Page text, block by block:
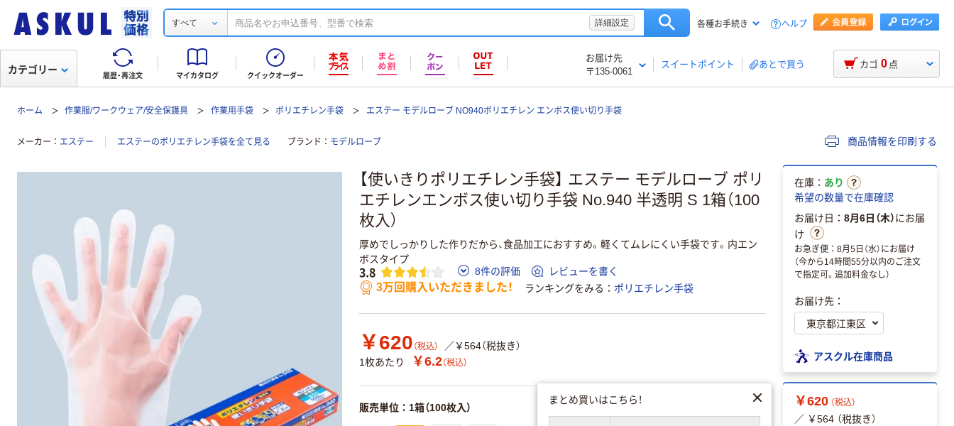
すべて 詳細設定 各種お手続き ヘルプ
履歴・再注文 マイカタログ クイックオーダー
お届け先
〒135-0061
スイートポイント あとで買う
カテゴリー カゴ 0 点
ホーム 作業服/ワークウェア/安全保護具 作業用手袋 ポリエチレン手袋 エステー モデルローブ NO940ポリエチレン エンボス使い切り手袋
メーカー エステー エステーのポリエチレン手袋を全て見る ブランド モデルローブ 商品情報を印刷する
【使いきりポリエチレン手袋】 エステー モデルローブ ポリ
エチレンエンボス使い切り手袋 No.940 半透明 S 1箱（100
枚入）
厚めでしっかりした作りだから、食品加工におすすめ。軽くてムレにくい手袋です。内エン
ボスタイプ
3.8 8件の評価 レビューを書く
3万回購入いただきました！ ランキングをみる ポリエチレン手袋
￥620 （税込）
／￥564（税抜き）
1枚あたり
￥6.2（税込）
販売単位：1箱（100枚入）
在庫： あり
希望の数量で在庫確認
お届け日： 8月6日（木）にお届
け
お急ぎ便：8月5日（水）にお届け
（今から14時間55分以内のご注文
で指定可。追加料金なし）
お届け先：
アスクル在庫商品
￥620 （税込）
／ ￥564 （税抜き）
まとめ買いはこちら！